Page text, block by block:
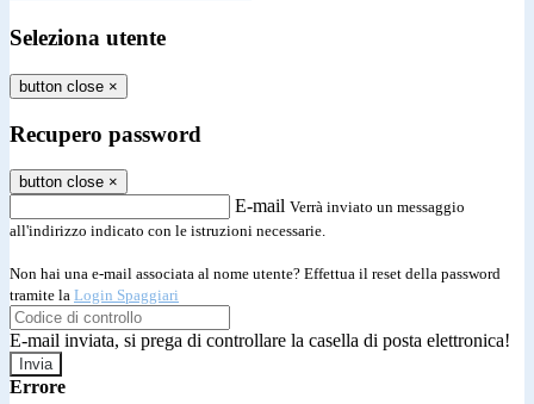
Seleziona utente
button close ×
Recupero password
button close ×
E-mail Verrà inviato un messaggio
all'indirizzo indicato con le istruzioni necessarie.
Non hai una e-mail associata al nome utente? Effettua il reset della password
tramite la Login Spaggiari
E-mail inviata, si prega di controllare la casella di posta elettronica!
Errore